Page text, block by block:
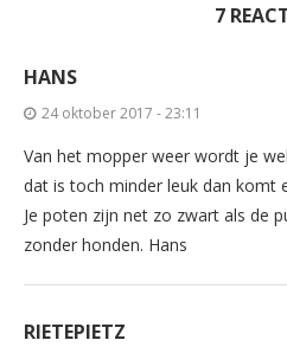
7
HANS
24 oktober 2017 - 23:11
Van het mopper weer wordt je
dat is toch minder leuk dan komt
Je poten zijn net zo zwart als de
zonder honden. Hans
RIETEPIETZ